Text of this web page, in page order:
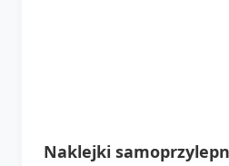
Naklejki